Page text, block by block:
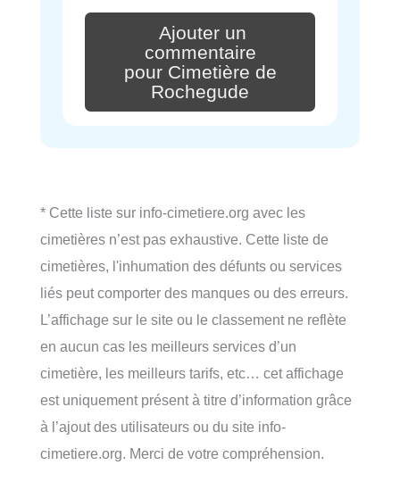
Ajouter un
commentaire
pour Cimetière de
Rochegude
* Cette liste sur info-cimetiere.org avec les
cimetières n’est pas exhaustive. Cette liste de
cimetières, l'inhumation des défunts ou services
liés peut comporter des manques ou des erreurs.
L’affichage sur le site ou le classement ne reflète
en aucun cas les meilleurs services d’un
cimetière, les meilleurs tarifs, etc… cet affichage
est uniquement présent à titre d’information grâce
à l’ajout des utilisateurs ou du site info-
cimetiere.org. Merci de votre compréhension.